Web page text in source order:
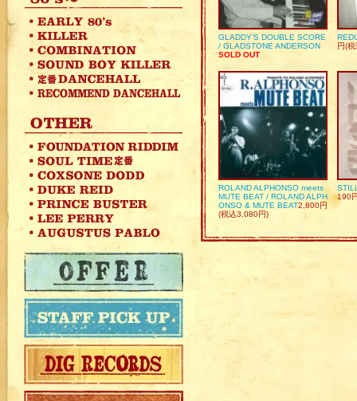
GLADDY’S DOUBLE SCORE
/ GLADSTONE ANDERSON
SOLD OUT
円(
ROLAND ALPHONSO meets
MUTE BEAT / ROLAND ALPH
ONSO & MUTE BEAT2,800円
(税込3,080円)
190